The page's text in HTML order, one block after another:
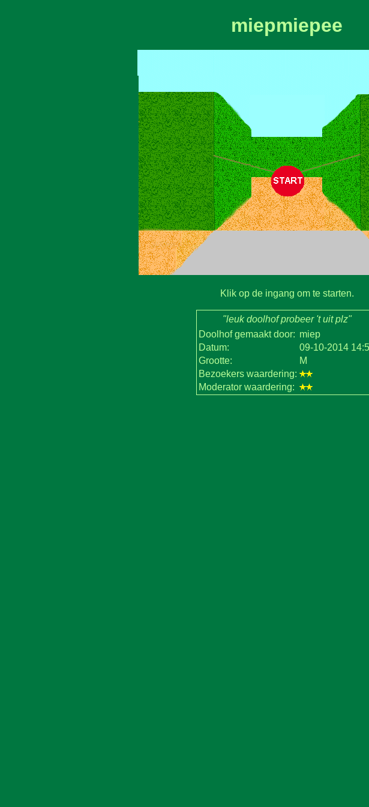
miepmiepee
Klik op de ingang om te starten.
"leuk doolhof probeer 't uit plz"
Doolhof gemaakt door: miep
Datum:
09-10-2014
Grootte:
M
Bezoekers waardering:
Moderator waardering: